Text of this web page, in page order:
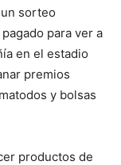
sorteo
para ver a
en el estadio
premios
y bolsas
productos de